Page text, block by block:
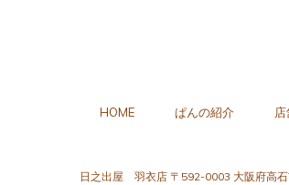
HOME ぱんの紹介
日之出屋 羽衣店 〒592-0003 大阪府高